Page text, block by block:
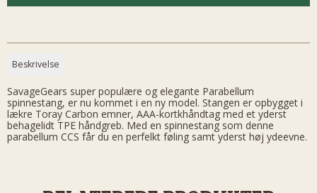
Beskrivelse
SavageGears super populære og elegante Parabellum
spinnestang, er nu kommet i en ny model. Stangen er opbygget i
lækre Toray Carbon emner, AAA-kortkhåndtag med et yderst
behagelidt TPE håndgreb. Med en spinnestang som denne
parabellum CCS får du en perfelkt føling samt yderst høj ydeevne.